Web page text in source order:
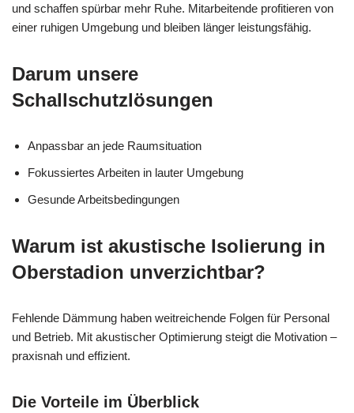
und schaffen spürbar mehr Ruhe. Mitarbeitende profitieren von
einer ruhigen Umgebung und bleiben länger leistungsfähig.
Darum unsere
Schallschutzlösungen
Anpassbar an jede Raumsituation
Fokussiertes Arbeiten in lauter Umgebung
Gesunde Arbeitsbedingungen
Warum ist akustische Isolierung in
Oberstadion unverzichtbar?
Fehlende Dämmung haben weitreichende Folgen für Personal
und Betrieb. Mit akustischer Optimierung steigt die Motivation –
praxisnah und effizient.
Die Vorteile im Überblick